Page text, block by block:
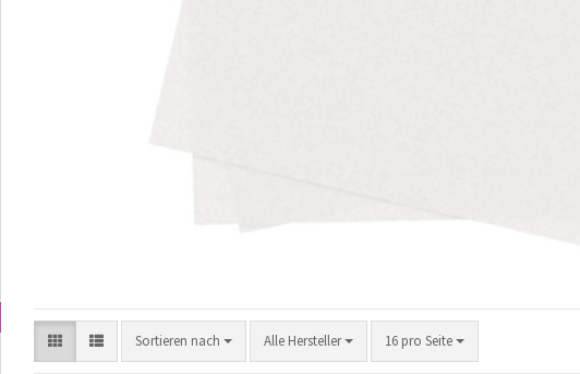
Sortieren nach
Sortieren nach Alle Hersteller 16 pro Seite
pro Seite